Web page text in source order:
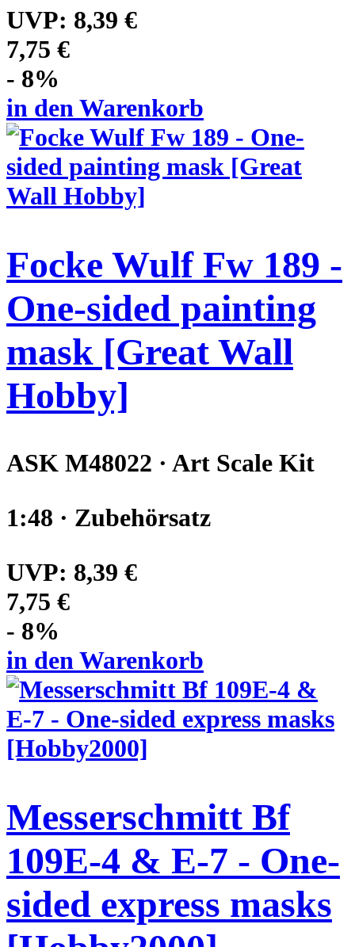
UVP: 8,39 €
7,75 €
- 8%
in den Warenkorb
Focke Wulf Fw 189 -
One-sided painting
mask [Great Wall
Hobby]
ASK M48022 · Art Scale Kit
1:48 · Zubehörsatz
UVP: 8,39 €
7,75 €
- 8%
in den Warenkorb
Messerschmitt Bf
109E-4 & E-7 - One-
sided express masks